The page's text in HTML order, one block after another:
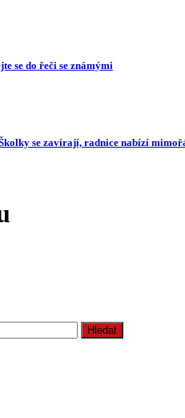
se do řeči se známými
se zavírají, radnice nabízí